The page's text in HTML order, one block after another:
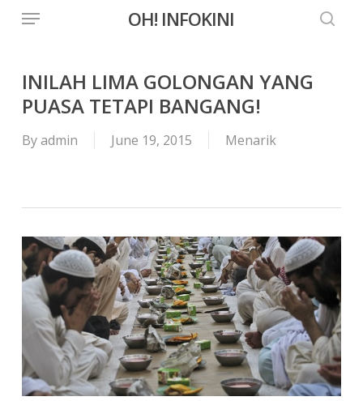
content
OH! INFOKINI
Menu
INILAH LIMA GOLONGAN YANG
PUASA TETAPI BANGANG!
Byadmin June 19, 2015 Menarik